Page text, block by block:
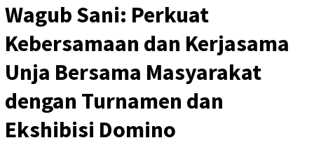
Wagub Sani: Perkuat
Kebersamaan dan Kerjasama
Unja Bersama Masyarakat
dengan Turnamen dan
Ekshibisi Domino